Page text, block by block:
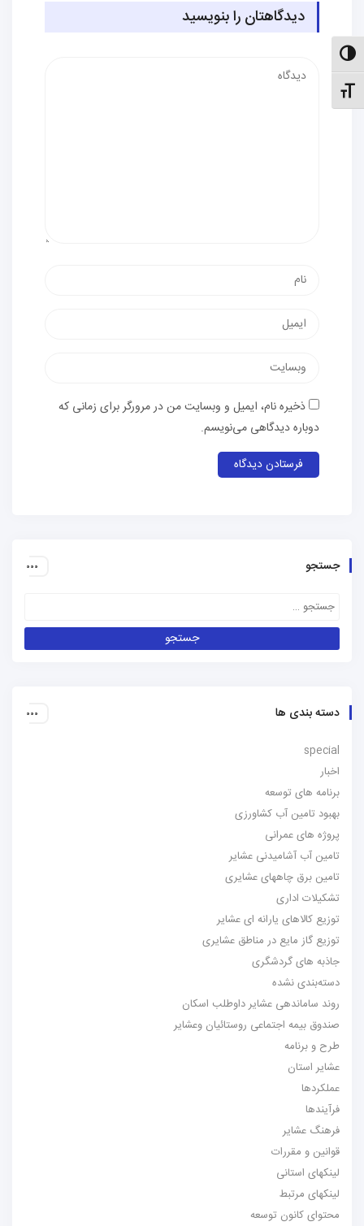
حالت کنتراست بالا
تنظیم اندازهٔ فونت
دیدگاهتان را بنویسید
پست
وب‌سایت
ذخیره نام، ایمیل و وبسایت من در مرورگر برای زمانی که
دوباره دیدگاهی می‌نویسم.
جستجو
دسته بندی ها
special
اخبار
برنامه های توسعه
بهبود تامین آب کشاورزی
پروژه های عمرانی
تامین آب آشامیدنی عشایر
تامین برق چاههای عشایری
تشکیلات اداری
توزیع کالاهای یارانه ای عشایر
توزیع گاز مایع در مناطق عشایری
جاذبه های گردشگری
دسته‌بندی نشده
روند ساماندهی عشایر داوطلب اسکان
صندوق بیمه اجتماعی روستائیان وعشایر
طرح و برنامه
عشایر استان
عملکردها
فرآیندها
فرهنگ عشایر
قوانین و مقررات
لینکهای استانی
لینکهای مرتبط
محتوای کانون توسعه